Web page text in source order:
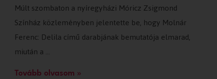
Múlt szombaton a nyíregyházi Móricz Zsigmond
Színház közleményben jelentette be, hogy Molnár
Ferenc: Delila című darabjának bemutatója elmarad,
miután a …
Tovább olvasom »